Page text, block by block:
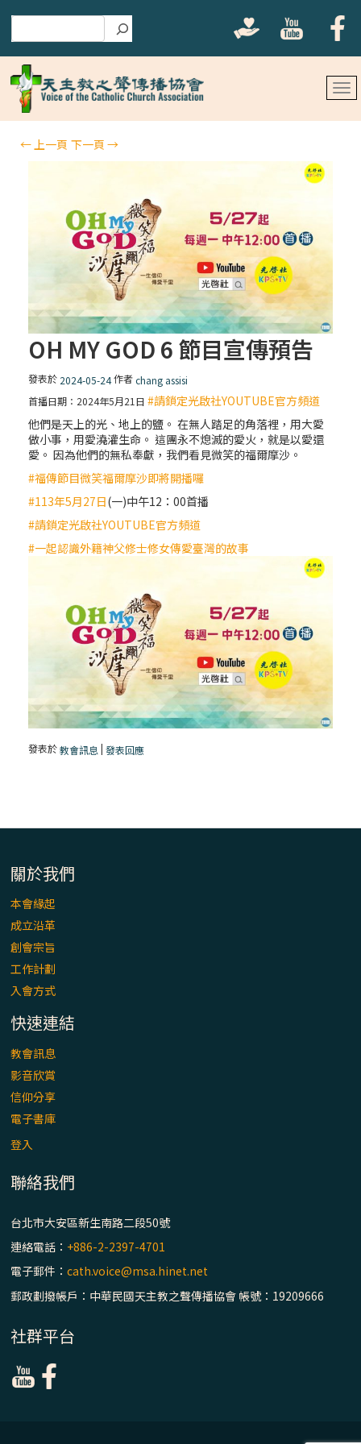
←上一頁 下一頁→
OH MY GOD 6 節目宣傳預告
發表於 2024-05-24作者chang assisi
首播日期：2024年5月21日 #請鎖定光啟社YOUTUBE官方頻道
他們是天上的光、地上的鹽。 在無人踏足的角落裡，用大愛
做小事，用愛澆灌生命。 這團永不熄滅的愛火，就是以愛還
愛。 因為他們的無私奉獻，我們看見微笑的福爾摩沙。
#福傳節目微笑福爾摩沙即將開播囉
#113年5月27日(一)中午12：00首播
#請鎖定光啟社YOUTUBE官方頻道
#一起認識外籍神父修士修女傳愛臺灣的故事
發表於教會訊息 |發表回應
關於我們
本會緣起
成立沿革
創會宗旨
工作計劃
入會方式
快速連結
教會訊息
影音欣賞
信仰分享
電子書庫
登入
聯絡我們
台北市大安區新生南路二段50號
連絡電話： +886-2-2397-4701
電子郵件：cath.voice@msa.hinet.net
郵政劃撥帳戶：中華民國天主教之聲傳播協會 帳號：19209666
社群平台